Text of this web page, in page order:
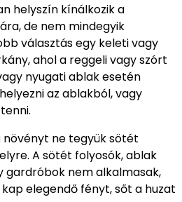
helyszín kínálkozik a
de nem mindegyik
választás egy keleti vagy
ahol a reggeli vagy szórt
nyugati ablak esetén
az ablakból, vagy
növényt ne tegyük sötét
A sötét folyosók, ablak
gardróbok nem alkalmasak,
elegendő fényt, sőt a huzat